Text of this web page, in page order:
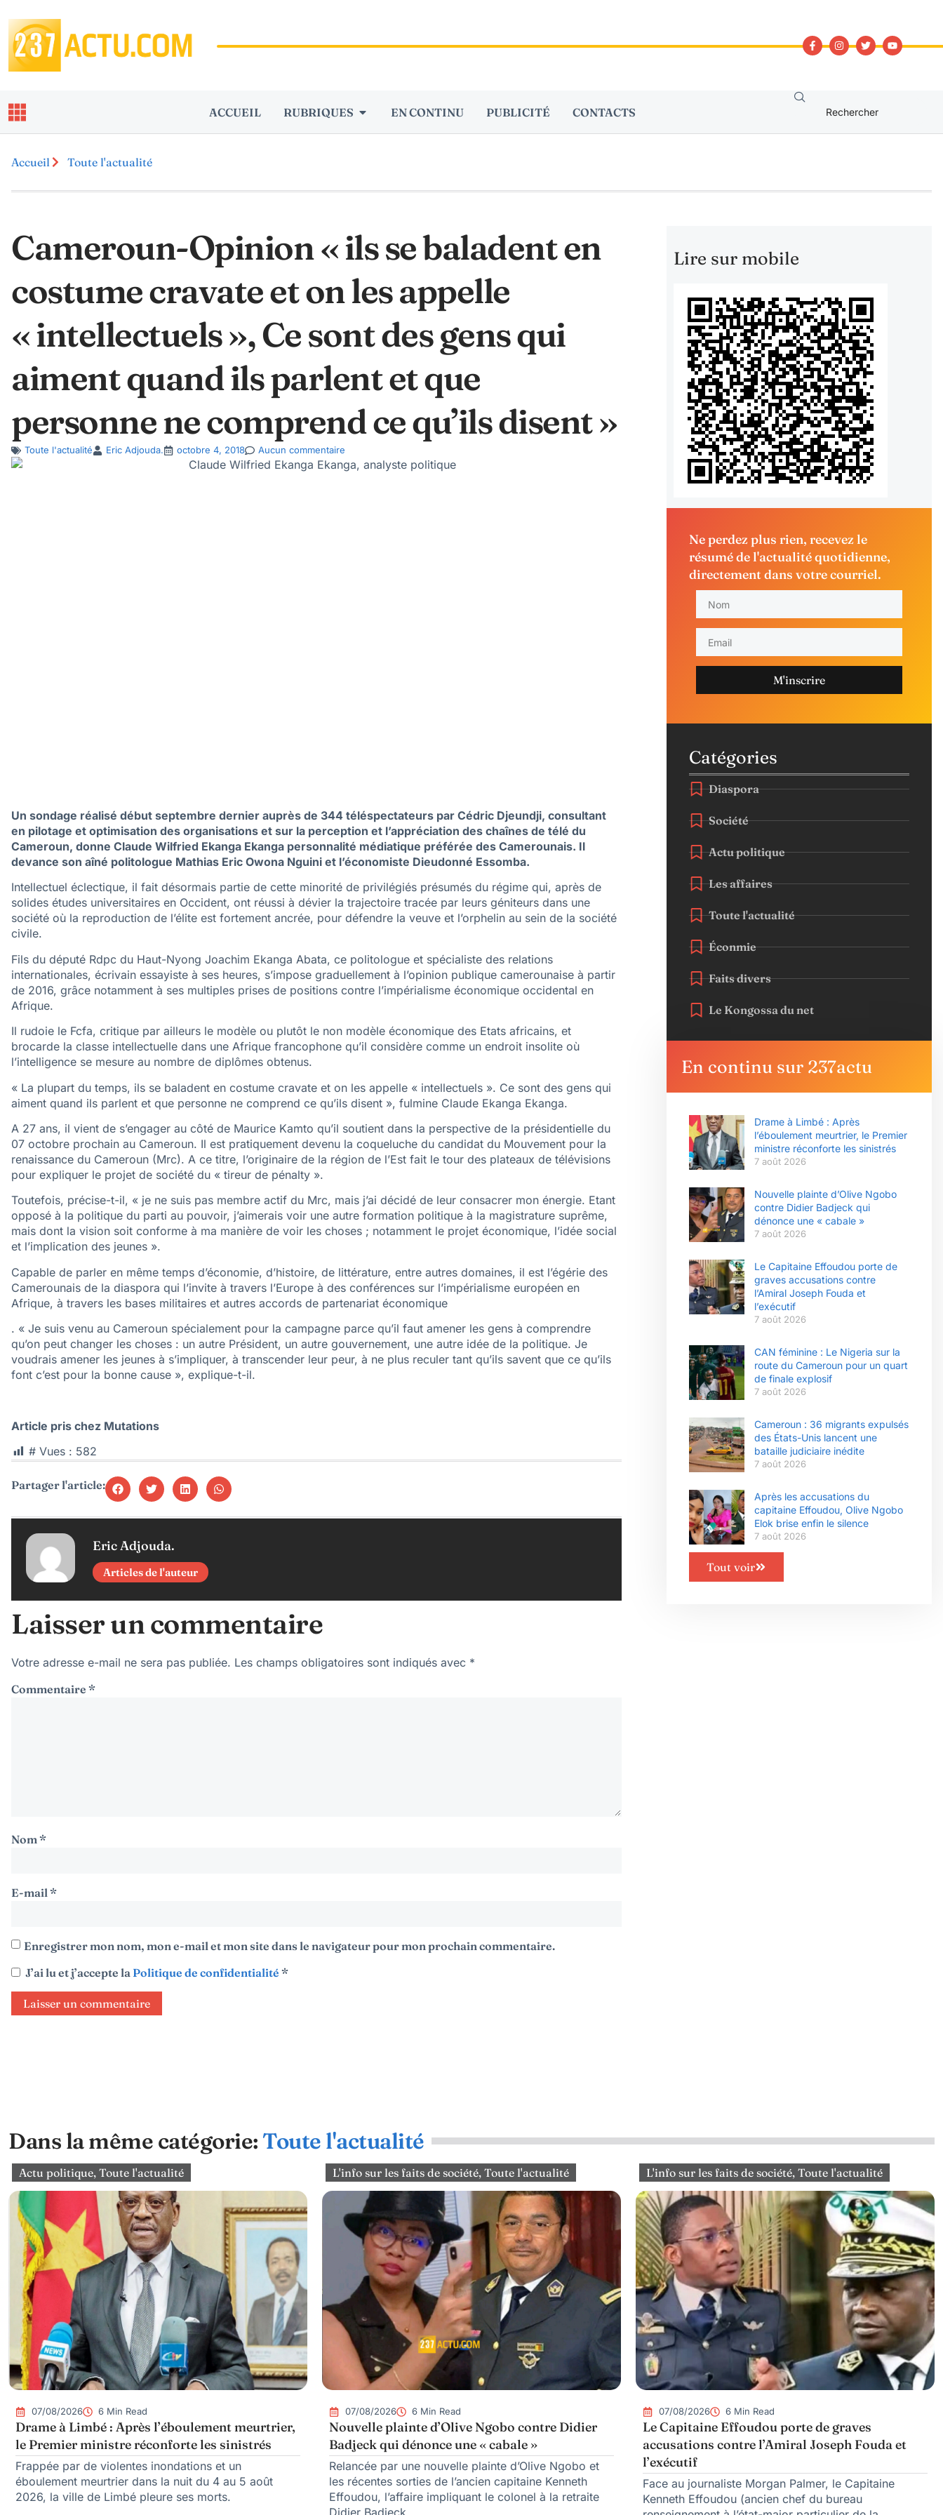
ACCUEIL RUBRIQUES EN CONTINU PUBLICITÉ CONTACTS
Accueil Toute l'actualité
Cameroun-Opinion « ils se baladent en
costume cravate et on les appelle
« intellectuels », Ce sont des gens qui
aiment quand ils parlent et que
personne ne comprend ce qu’ils disent »
Toute l'actualité Eric Adjouda. octobre 4, 2018 Aucun commentaire
Un sondage réalisé début septembre dernier auprès de 344 téléspectateurs par Cédric Djeundji, consultant
en pilotage et optimisation des organisations et sur la perception et l’appréciation des chaînes de télé du
Cameroun, donne Claude Wilfried Ekanga Ekanga personnalité médiatique préférée des Camerounais. Il
devance son aîné politologue Mathias Eric Owona Nguini et l’économiste Dieudonné Essomba.
Intellectuel éclectique, il fait désormais partie de cette minorité de privilégiés présumés du régime qui, après de
solides études universitaires en Occident, ont réussi à dévier la trajectoire tracée par leurs géniteurs dans une
société où la reproduction de l’élite est fortement ancrée, pour défendre la veuve et l’orphelin au sein de la société
civile.
Fils du député Rdpc du Haut-Nyong Joachim Ekanga Abata, ce politologue et spécialiste des relations
internationales, écrivain essayiste à ses heures, s’impose graduellement à l’opinion publique camerounaise à partir
de 2016, grâce notamment à ses multiples prises de positions contre l’impérialisme économique occidental en
Afrique.
Il rudoie le Fcfa, critique par ailleurs le modèle ou plutôt le non modèle économique des Etats africains, et
brocarde la classe intellectuelle dans une Afrique francophone qu’il considère comme un endroit insolite où
l’intelligence se mesure au nombre de diplômes obtenus.
« La plupart du temps, ils se baladent en costume cravate et on les appelle « intellectuels ». Ce sont des gens qui
aiment quand ils parlent et que personne ne comprend ce qu’ils disent », fulmine Claude Ekanga Ekanga.
A 27 ans, il vient de s’engager au côté de Maurice Kamto qu’il soutient dans la perspective de la présidentielle du
07 octobre prochain au Cameroun. Il est pratiquement devenu la coqueluche du candidat du Mouvement pour la
renaissance du Cameroun (Mrc). A ce titre, l’originaire de la région de l’Est fait le tour des plateaux de télévisions
pour expliquer le projet de société du « tireur de pénalty ».
Toutefois, précise-t-il, « je ne suis pas membre actif du Mrc, mais j’ai décidé de leur consacrer mon énergie. Etant
opposé à la politique du parti au pouvoir, j’aimerais voir une autre formation politique à la magistrature suprême,
mais dont la vision soit conforme à ma manière de voir les choses ; notamment le projet économique, l’idée social
et l’implication des jeunes ».
Capable de parler en même temps d’économie, d’histoire, de littérature, entre autres domaines, il est l’égérie des
Camerounais de la diaspora qui l’invite à travers l’Europe à des conférences sur l’impérialisme européen en
Afrique, à travers les bases militaires et autres accords de partenariat économique
. « Je suis venu au Cameroun spécialement pour la campagne parce qu’il faut amener les gens à comprendre
qu’on peut changer les choses : un autre Président, un autre gouvernement, une autre idée de la politique. Je
voudrais amener les jeunes à s’impliquer, à transcender leur peur, à ne plus reculer tant qu’ils savent que ce qu’ils
font c’est pour la bonne cause », explique-t-il.
Article pris chez Mutations
# Vues : 582
Partager l'article:
Eric Adjouda.
Articles de l'auteur
Laisser un commentaire
Votre adresse e-mail ne sera pas publiée. Les champs obligatoires sont indiqués avec *
Commentaire *
Nom *
E-mail *
Enregistrer mon nom, mon e-mail et mon site dans le navigateur pour mon prochain commentaire.
J’ai lu et j’accepte la Politique de confidentialité *
Lire sur mobile
Ne perdez plus rien, recevez le
résumé de l'actualité quotidienne,
directement dans votre courriel.
M'inscrire
Catégories
Diaspora
Société
Actu politique
Les affaires
Toute l'actualité
Éconmie
Faits divers
Le Kongossa du net
En continu sur 237actu
Drame à Limbé : Après
l’éboulement meurtrier, le Premier
ministre réconforte les sinistrés
7 août 2026
Nouvelle plainte d’Olive Ngobo
contre Didier Badjeck qui
dénonce une « cabale »
7 août 2026
Le Capitaine Effoudou porte de
graves accusations contre
l’Amiral Joseph Fouda et
l’exécutif
7 août 2026
CAN féminine : Le Nigeria sur la
route du Cameroun pour un quart
de finale explosif
7 août 2026
Cameroun : 36 migrants expulsés
des États-Unis lancent une
bataille judiciaire inédite
7 août 2026
Après les accusations du
capitaine Effoudou, Olive Ngobo
Elok brise enfin le silence
7 août 2026
Tout voir
Dans la même catégorie: Toute l'actualité
Actu politique, Toute l'actualité
07/08/2026 6 Min Read
Drame à Limbé : Après l’éboulement meurtrier,
le Premier ministre réconforte les sinistrés
Frappée par de violentes inondations et un
éboulement meurtrier dans la nuit du 4 au 5 août
2026, la ville de Limbé pleure ses morts.
L'info sur les faits de société, Toute l'actualité
07/08/2026 6 Min Read
Nouvelle plainte d’Olive Ngobo contre Didier
Badjeck qui dénonce une « cabale »
Relancée par une nouvelle plainte d’Olive Ngobo et
les récentes sorties de l’ancien capitaine Kenneth
Effoudou, l’affaire impliquant le colonel à la retraite
L'info sur les faits de société, Toute l'actualité
07/08/2026 6 Min Read
Le Capitaine Effoudou porte de graves
accusations contre l’Amiral Joseph Fouda et
l’exécutif
Face au journaliste Morgan Palmer, le Capitaine
Kenneth Effoudou (ancien chef du bureau